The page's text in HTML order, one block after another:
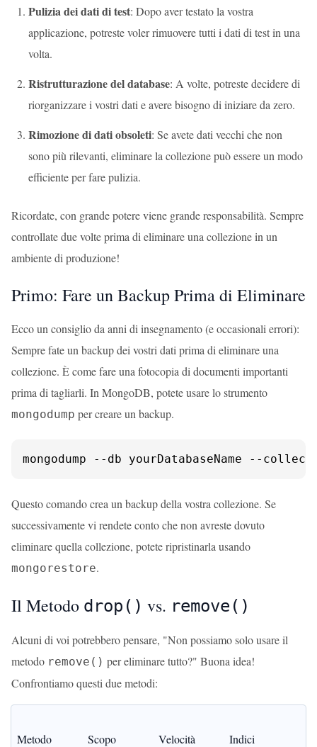
Pulizia dei dati di test: Dopo aver testato la vostra
applicazione, potreste voler rimuovere tutti i dati di test in una
volta.
Ristrutturazione del database: A volte, potreste decidere di
riorganizzare i vostri dati e avere bisogno di iniziare da zero.
Rimozione di dati obsoleti: Se avete dati vecchi che non
sono più rilevanti, eliminare la collezione può essere un modo
efficiente per fare pulizia.
Ricordate, con grande potere viene grande responsabilità. Sempre
controllate due volte prima di eliminare una collezione in un
ambiente di produzione!
Primo: Fare un Backup Prima di Eliminare
Ecco un consiglio da anni di insegnamento (e occasionali errori):
Sempre fate un backup dei vostri dati prima di eliminare una
collezione. È come fare una fotocopia di documenti importanti
prima di tagliarli. In MongoDB, potete usare lo strumento
mongodump per creare un backup.
mongodump --db yourDatabaseName --
Questo comando crea un backup della vostra collezione. Se
successivamente vi rendete conto che non avreste dovuto
eliminare quella collezione, potete ripristinarla usando
mongorestore.
Il Metodo drop() vs. remove()
Alcuni di voi potrebbero pensare, "Non possiamo solo usare il
metodo remove() per eliminare tutto?" Buona idea!
Confrontiamo questi due metodi:
Metodo Scopo Velocità Indici